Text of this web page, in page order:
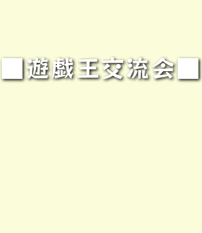
■遊戯王交流会■